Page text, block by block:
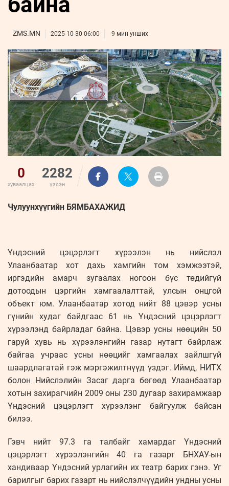
Нэвтрэх
Leaderships
УРЛАГ
ZMS.MN 2025-10-30 06:00 9 мин унших
0
хуваалцах
2282
үзсэн
Чулуунхүүгийн БЯМБАХАЖИД
Үндэсний цэцэрлэгт хүрээлэн нь нийслэл
Улаанбаатар хот дахь хам­гийн том хэмжээтэй,
иргэдийн амарч зугаалах ногоон бүс төдийгүй
дотоодын цэргийн хамгаалалттай, улсын онцгой
объект юм. Улаанбаатар хотод нийт 88 цэвэр усны
гүнийн худаг байдгаас 61 нь Үндэсний цэцэрлэгт
хүрээлэнд байр­ладаг байна. Цэвэр усны нөөцийн 50
гаруй хувь нь хүрээлэнгийн газар нутагт байр­лаж
байгаа учраас усны нөөцийг хам­гаа­лах зайлшгүй
шаардлагатай гэж мэр­гэжилтнүүд үздэг. Иймд, НИТХ
болон Нийслэлийн Засаг дарга бөгөөд Улаан­баатар
хотын захирагчийн 2009 оны 230 дугаар захирамжаар
Үндэсний цэ­цэр­лэгт хүрээлэнг байгуулж байсан
билээ.
Гэвч нийт 97.3 га талбайг хамардаг Үндэсний
цэцэрлэгт хүрээлэнгийн 40 га газарт БНХАУ-ын
хандиваар Үндэсний урлагийн их театр барих гэнэ. Уг
барилгыг барих газарт нь нийслэлчүүдийн ундны усны